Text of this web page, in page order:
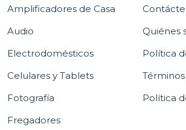
Amplificadores de Casa
Audio
Electrodomésticos
Celulares y Tablets
Fotografía
Fregadores
Quiénes
Política
Política